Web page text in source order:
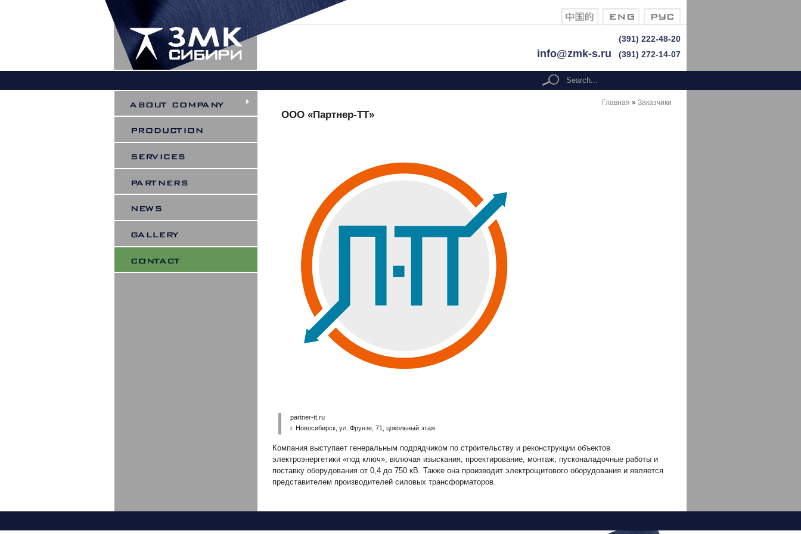
(391) 222-48-20
info@zmk-s.ru (391) 272-14-07
Search form
search
Главная » Заказчики
ООО «Партнер-ТТ»
partner-tt.ru
г. Новосибирск, ул. Фрунзе, 71, цокольный этаж
Компания выступает генеральным подрядчиком по строительству и реконструкции объектов
электроэнергетики «под ключ», включая изыскания, проектирование, монтаж, пусконаладочные работы и
поставку оборудования от 0,4 до 750 кВ. Также она производит электрощитового оборудования и является
представителем производителей силовых трансформаторов.